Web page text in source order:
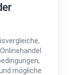
mögliche